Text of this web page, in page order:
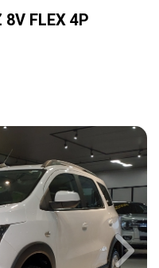
8V FLEX 4P
Next